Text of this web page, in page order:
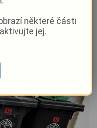
některé části
jej.